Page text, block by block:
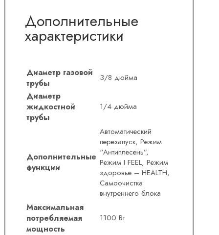
Дополнительные
характеристики
Диаметр газовой
трубы
3/8 дюйма
Диаметр
жидкостной
трубы
1/4 дюйма
Дополнительные
функции
Автоматический
перезапуск, Режим
“Антиплесень”,
Режим I FEEL, Режим
здоровье – HEALTH,
Самоочистка
внутреннего блока
Максимальная
потребляемая
мощность
1100 Вт